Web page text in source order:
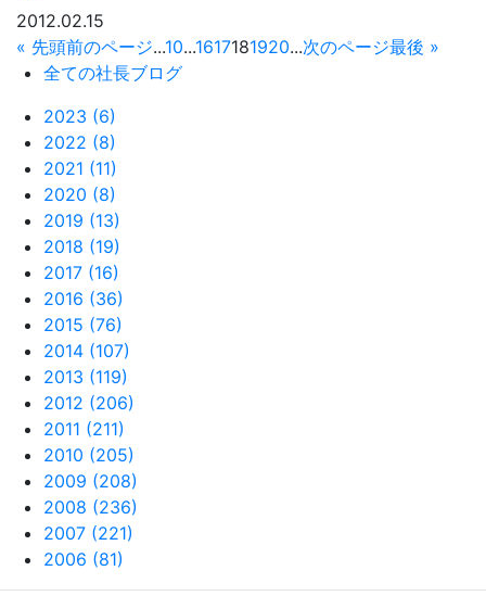
2012.02.15
« 先頭前のページ...10...1617181920...次のページ最後 »
全ての社長ブログ
2023 (6)
2022 (8)
2021 (11)
2020 (8)
2019 (13)
2018 (19)
2017 (16)
2016 (36)
2015 (76)
2014 (107)
2013 (119)
2012 (206)
2011 (211)
2010 (205)
2009 (208)
2008 (236)
2007 (221)
2006 (81)